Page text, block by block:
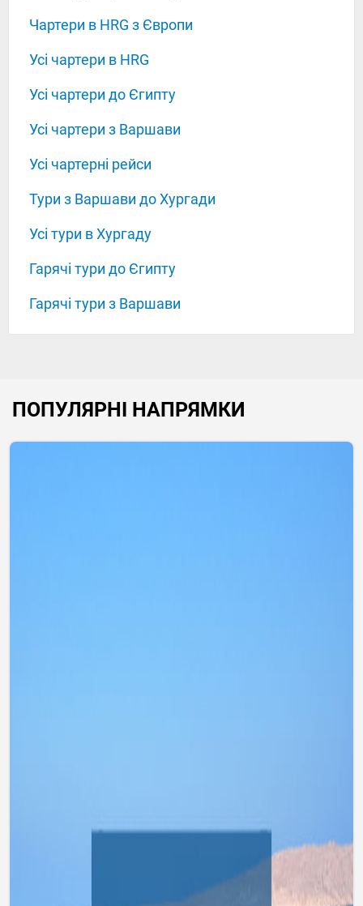
Чартери в HRG з Європи
Усі чартери в HRG
Усі чартери до Єгипту
Усі чартери з Варшави
Усі чартерні рейси
Тури з Варшави до Хургади
Усі тури в Хургаду
Гарячі тури до Єгипту
Гарячі тури з Варшави
ПОПУЛЯРНІ НАПРЯМКИ